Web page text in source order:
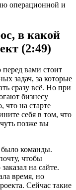
операционной и
в какой
(2:49)
перед вами стоит
задач, за которые
сразу всё. Но при
бизнесу
что на старте
себя в том, что
позже вы
команды.
чтобы
на сайте.
время, но
Сейчас такие